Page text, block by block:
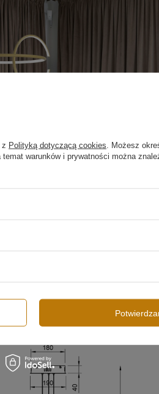
użytkowanie bez
do indywidualnych potrzeb,
z Polityką dotyczącą cookies . Możesz
warunków i prywatności można